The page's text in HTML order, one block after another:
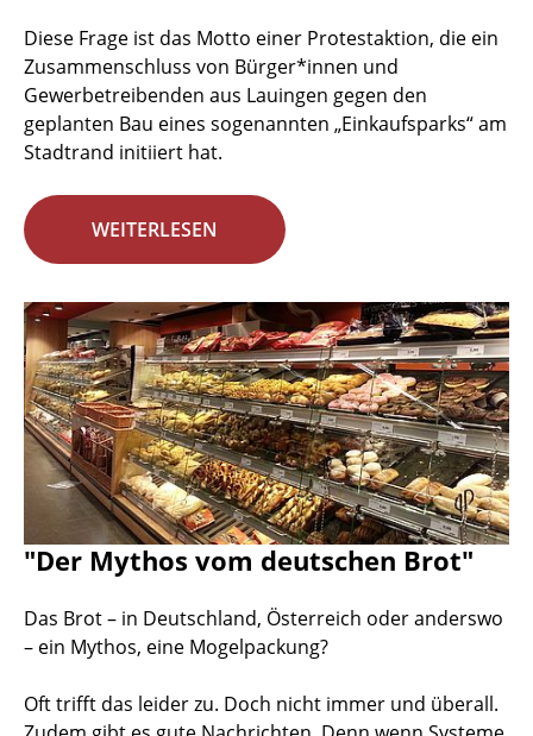
Diese Frage ist das Motto einer Protestaktion, die ein
Zusammenschluss von Bürger*innen und
Gewerbetreibenden aus Lauingen gegen den
geplanten Bau eines sogenannten „Einkaufsparks“ am
Stadtrand initiiert hat.
WEITERLESEN
"Der Mythos vom deutschen Brot"
Das Brot – in Deutschland, Österreich oder anderswo
– ein Mythos, eine Mogelpackung?
Oft trifft das leider zu. Doch nicht immer und überall.